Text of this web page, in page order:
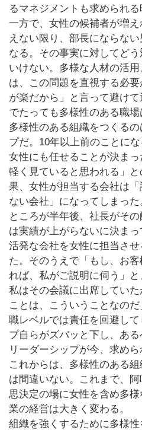
るマネジメントも求められる
一方で、女性の候補者が増
えない限り、部長にならな
なる。その事実に対してど
いけない。多様な人材の活
は、この問題を直視する必
が楽だから」と言って避け
でたっても多様性のある職場
多様性のある組織をつくる
プだ。10年以上前のことに
女性にも任せることが決ま
軽く見ていると思われる」
果、女性が担当する会社は
ない会社」になってしまった
ところが半年後、社長がそ
は実績が上がらないに決ま
活発な会社を女性に担当さ
た。そのうえで「もし、お
れば、私がご説明に伺う」と
私はその会議に出席してい
ことは、こういうことなの
職レベルでは責任を回避し
プ自らがズバッと下し、あ
リーダーシップが今、求めら
これからは、多様性のある
は間違いない。これまで、
思決定の場に女性を含め多
業の経営は大きく変わる。
組織を強くするために多様